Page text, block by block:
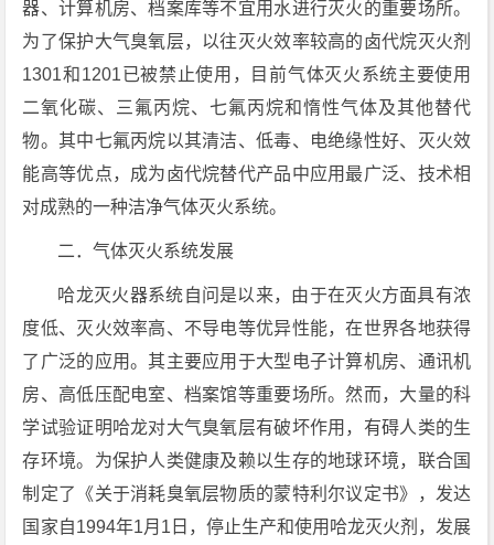
器、计算机房、档案库等不宜用水进行灭火的重要场所。
为了保护大气臭氧层，以往灭火效率较高的卤代烷灭火剂
1301和1201已被禁止使用，目前气体灭火系统主要使用
二氧化碳、三氟丙烷、七氟丙烷和惰性气体及其他替代
物。其中七氟丙烷以其清洁、低毒、电绝缘性好、灭火效
能高等优点，成为卤代烷替代产品中应用最广泛、技术相
对成熟的一种洁净气体灭火系统。
二．气体灭火系统发展
哈龙灭火器系统自问是以来，由于在灭火方面具有浓
度低、灭火效率高、不导电等优异性能，在世界各地获得
了广泛的应用。其主要应用于大型电子计算机房、通讯机
房、高低压配电室、档案馆等重要场所。然而，大量的科
学试验证明哈龙对大气臭氧层有破坏作用，有碍人类的生
存环境。为保护人类健康及赖以生存的地球环境，联合国
制定了《关于消耗臭氧层物质的蒙特利尔议定书》，发达
国家自1994年1月1日，停止生产和使用哈龙灭火剂，发展